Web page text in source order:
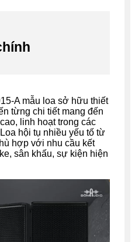
A mẫu loa sở hữu thiết
từng chi tiết mang đến
linh hoạt trong các
hội tụ nhiều yếu tố từ
hợp với nhu cầu kết
sân khấu, sự kiện hiện